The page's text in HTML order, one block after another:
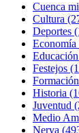
Cuenca
Cultura
Deportes
Economía
Festejos
Historia
Juventud
Medio
Nerva